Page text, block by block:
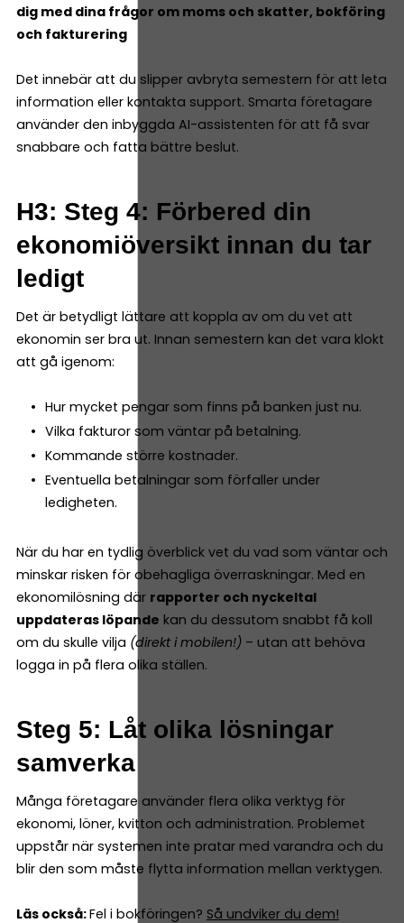
dig med dina frågor om moms och skatter, bokföring
och fakturering
Det innebär att du slipper avbryta semestern för att leta
information eller kontakta support. Smarta företagare
använder den inbyggda AI-assistenten för att få svar
snabbare och fatta bättre beslut.
H3: Steg 4: Förbered din
ekonomiöversikt innan du tar
ledigt
Det är betydligt lättare att koppla av om du vet att
ekonomin ser bra ut. Innan semestern kan det vara klokt
att gå igenom:
Hur mycket pengar som finns på banken just nu.
Vilka fakturor som väntar på betalning.
Kommande större kostnader.
Eventuella betalningar som förfaller under
ledigheten.
När du har en tydlig överblick vet du vad som väntar och
minskar risken för obehagliga överraskningar. Med en
ekonomilösning där rapporter och nyckeltal
uppdateras löpande kan du dessutom snabbt få koll
om du skulle vilja (direkt i mobilen!) – utan att behöva
logga in på flera olika ställen.
Steg 5: Låt olika lösningar
samverka
Många företagare använder flera olika verktyg för
ekonomi, löner, kvitton och administration. Problemet
uppstår när systemen inte pratar med varandra och du
blir den som måste flytta information mellan verktygen.
Läs också:Fel i bokföringen? Så undviker du dem!